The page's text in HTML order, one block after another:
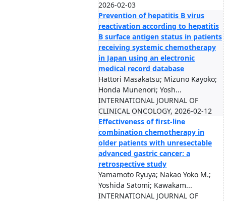
2026-02-03
Prevention of hepatitis B virus
reactivation according to hepatitis
B surface antigen status in patients
receiving systemic chemotherapy
in Japan using an electronic
medical record database
Hattori Masakatsu; Mizuno Kayoko;
Honda Munenori; Yosh...
INTERNATIONAL JOURNAL OF
CLINICAL ONCOLOGY, 2026-02-12
Effectiveness of first-line
combination chemotherapy in
older patients with unresectable
advanced gastric cancer: a
retrospective study
Yamamoto Ryuya; Nakao Yoko M.;
Yoshida Satomi; Kawakam...
INTERNATIONAL JOURNAL OF